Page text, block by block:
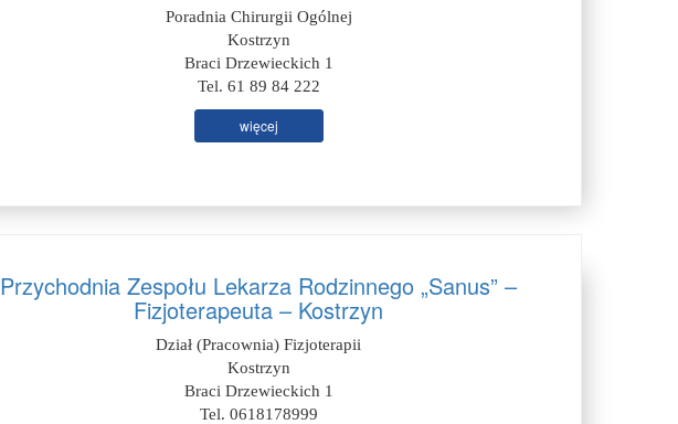
Poradnia Chirurgii Ogólnej
Kostrzyn
Braci Drzewieckich 1
Tel. 61 89 84 222
więcej
Przychodnia Zespołu Lekarza Rodzinnego „Sanus” –
Fizjoterapeuta – Kostrzyn
Dział (Pracownia) Fizjoterapii
Kostrzyn
Braci Drzewieckich 1
Tel. 0618178999